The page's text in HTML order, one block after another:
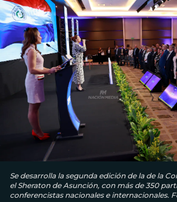
Se desarrolla la segunda edición de la de la
el Sheraton de Asunción, con más de 350
conferencistas nacionales e internacionales.